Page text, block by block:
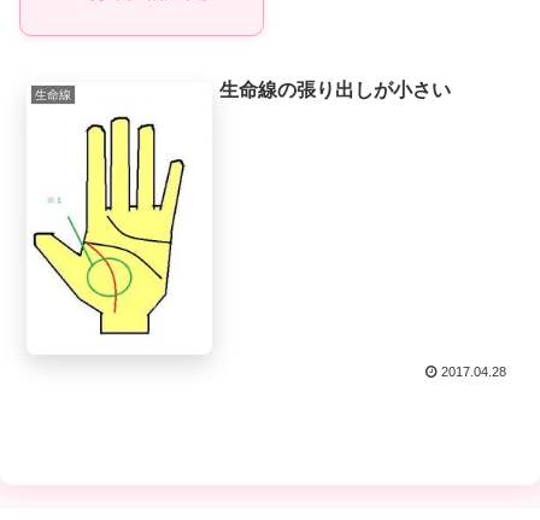
生命線 生命線の張り出しが小さい
2017.04.28